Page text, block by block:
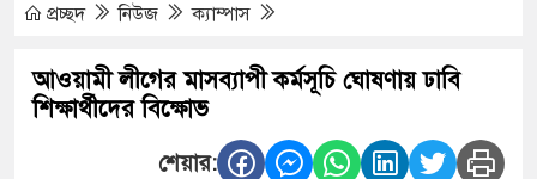
প্রচ্ছদ নিউজ ক্যাম্পাস
আওয়ামী লীগের মাসব্যাপী কর্মসূচি ঘোষণায় ঢাবি
শিক্ষার্থীদের বিক্ষোভ
শেয়ার: